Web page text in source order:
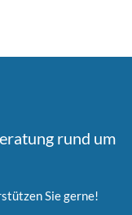
rund um
Sie gerne!